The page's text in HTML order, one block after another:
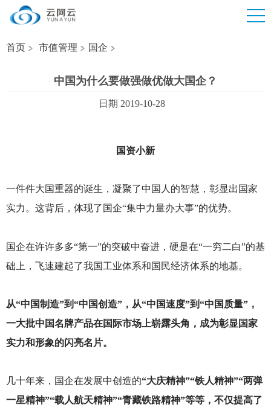
首页 市值管理 国企
中国为什么要做强做优做大国企？
日期 2019-10-28
国资小新
一件件大国重器的诞生，凝聚了中国人的智慧，彰显出国家
实力。这背后，体现了国企“集中力量办大事”的优势。
国企在许许多多“第一”的突破中奋进，硬是在“一穷二白”的基
础上，飞速建起了我国工业体系和国民经济体系的地基。
从“中国制造”到“中国创造”，从“中国速度”到“中国质量”，
一大批中国名牌产品在国际市场上崭露头角，成为彰显国家
实力和形象的闪亮名片。
几十年来，国企在发展中创造的“大庆精神”“铁人精神”“两弹
一星精神”“载人航天精神”“青藏铁路精神”等等，不仅提高了